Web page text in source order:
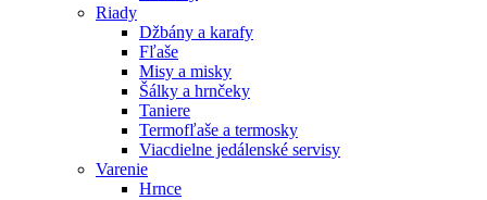
Riady
Džbány a karafy
Fľaše
Misy a misky
Šálky a hrnčeky
Taniere
Termofľaše a termosky
Viacdielne jedálenské servisy
Varenie
Hrnce